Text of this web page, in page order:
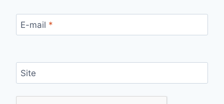
E-mail *
Site